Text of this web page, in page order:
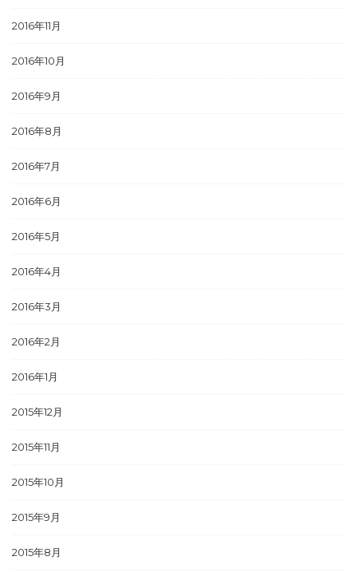
2016年11月
2016年10月
2016年9月
2016年8月
2016年7月
2016年6月
2016年5月
2016年4月
2016年3月
2016年2月
2016年1月
2015年12月
2015年11月
2015年10月
2015年9月
2015年8月